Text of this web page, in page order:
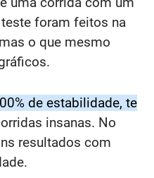
foram feitos na
o que mesmo
de estabilidade, te
insanas. No
resultados com